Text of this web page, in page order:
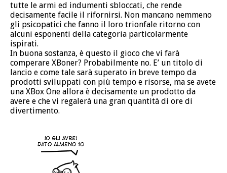
tutte le armi ed indumenti sbloccati, che rende
decisamente facile il rifornirsi. Non mancano nemmeno
gli psicopatici che fanno il loro trionfale ritorno con
alcuni esponenti della categoria particolarmente
ispirati.
In buona sostanza, è questo il gioco che vi farà
comperare XBoner? Probabilmente no. E’ un titolo di
lancio e come tale sarà superato in breve tempo da
prodotti sviluppati con più tempo e risorse, ma se avete
una XBox One allora è decisamente un prodotto da
avere e che vi regalerà una gran quantità di ore di
divertimento.